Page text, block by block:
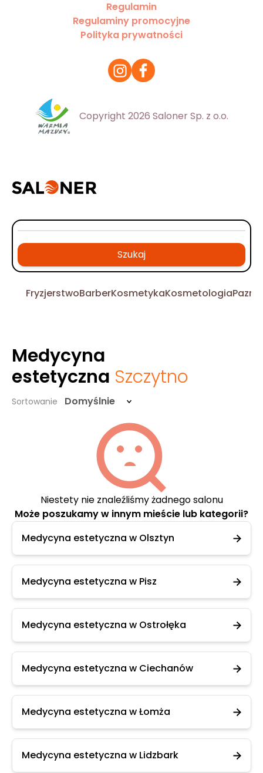
Regulamin
Regulaminy promocyjne
Polityka prywatności
Copyright 2026 Saloner Sp. z o.o.
Szukaj
FryzjerstwoBarberKosmetykaKosmetologia
Medycyna
estetyczna Szczytno
Sortowanie Domyślnie
Niestety nie znaleźliśmy żadnego salonu
Może poszukamy w innym mieście lub kategorii?
Medycyna estetyczna w Olsztyn
Medycyna estetyczna w Pisz
Medycyna estetyczna w Ostrołęka
Medycyna estetyczna w Ciechanów
Medycyna estetyczna w Łomża
Medycyna estetyczna w Lidzbark